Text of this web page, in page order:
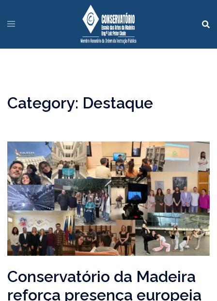
Category: Destaque
Conservatório da Madeira
reforça presença europeia